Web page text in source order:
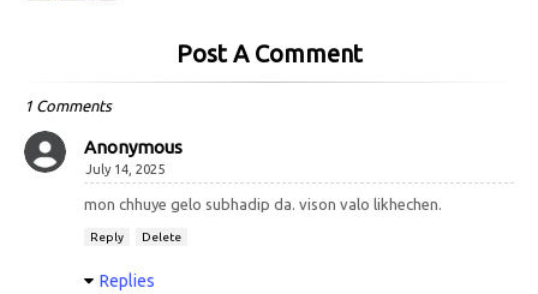
Post A Comment
1 Comments
Anonymous
July 14, 2025
mon chhuye gelo subhadip da. vison valo likhechen.
Reply Delete
Replies